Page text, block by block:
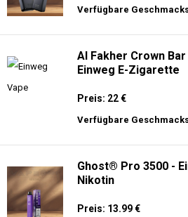
Verfügbare
Al Fakher Crown
Einweg E-Zigarette
Preis: 22 €
Verfügbare
Ghost® Pro 3500 -
Nikotin
Preis: 13.99 €